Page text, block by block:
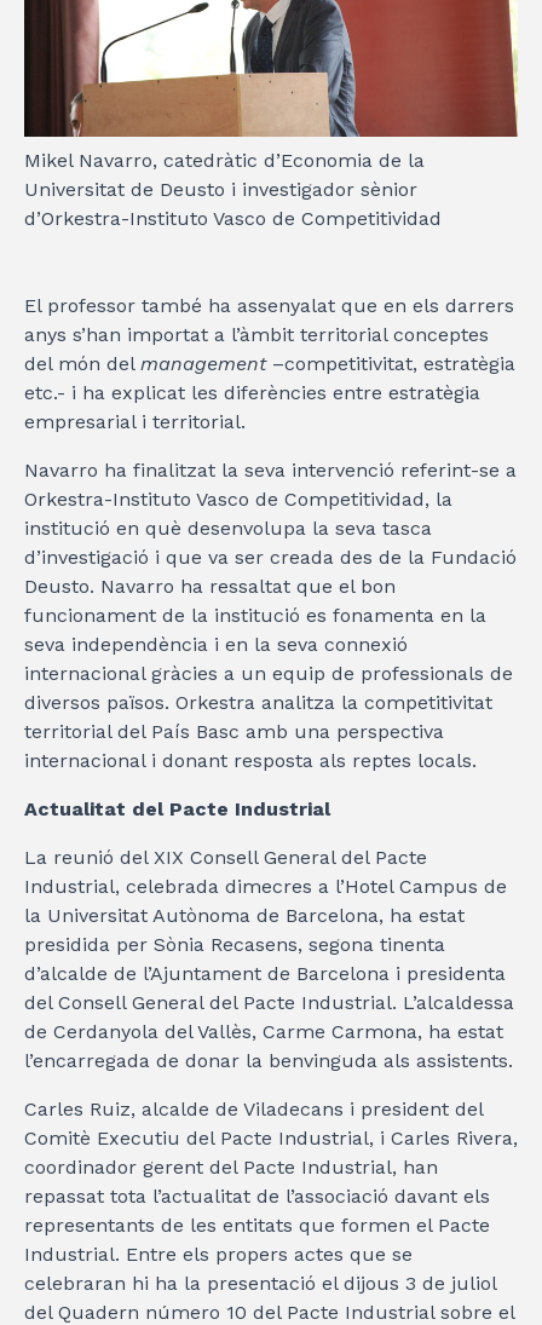
Mikel Navarro, catedràtic d’Economia de la
Universitat de Deusto i investigador sènior
d’Orkestra-Instituto Vasco de Competitividad
El professor també ha assenyalat que en els darrers
anys s’han importat a l’àmbit territorial conceptes
del món del management–competitivitat, estratègia
etc.- i ha explicat les diferències entre estratègia
empresarial i territorial.
Navarro ha finalitzat la seva intervenció referint-se a
Orkestra-Instituto Vasco de Competitividad, la
institució en què desenvolupa la seva tasca
d’investigació i que va ser creada des de la Fundació
Deusto. Navarro ha ressaltat que el bon
funcionament de la institució es fonamenta en la
seva independència i en la seva connexió
internacional gràcies a un equip de professionals de
diversos països. Orkestra analitza la competitivitat
territorial del País Basc amb una perspectiva
internacional i donant resposta als reptes locals.
Actualitat del Pacte Industrial
La reunió del XIX Consell General del Pacte
Industrial, celebrada dimecres a l’Hotel Campus de
la Universitat Autònoma de Barcelona, ha estat
presidida per Sònia Recasens, segona tinenta
d’alcalde de l’Ajuntament de Barcelona i presidenta
del Consell General del Pacte Industrial. L’alcaldessa
de Cerdanyola del Vallès, Carme Carmona, ha estat
l’encarregada de donar la benvinguda als assistents.
Carles Ruiz, alcalde de Viladecans i president del
Comitè Executiu del Pacte Industrial, i Carles Rivera,
coordinador gerent del Pacte Industrial, han
repassat tota l’actualitat de l’associació davant els
representants de les entitats que formen el Pacte
Industrial. Entre els propers actes que se
celebraran hi ha la presentació el dijous 3 de juliol
del Quadern número 10 del Pacte Industrial sobre el